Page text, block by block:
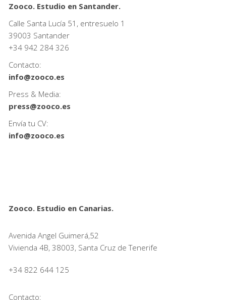
Zooco. Estudio en Santander.
Calle Santa Lucía 51, entresuelo 1
39003 Santander
+34 942 284 326
Contacto:
info@zooco.es
Press & Media:
press@zooco.es
Envía tu CV:
info@zooco.es
Zooco. Estudio en Canarias.
Avenida Angel Guimerá,52
Vivienda 4B, 38003, Santa Cruz de Tenerife
+34 822 644 125
Contacto: